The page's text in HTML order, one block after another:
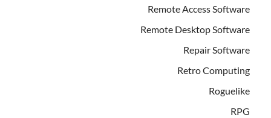
Remote Access Software
Remote Desktop Software
Repair Software
Retro Computing
Roguelike
RPG